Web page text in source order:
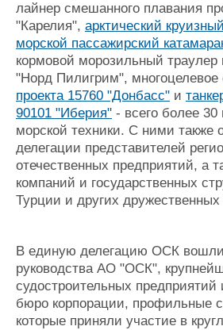
лайнер смешанного плавания
"Карелия", арктический
морской пассажирский
кормовой морозильный траулер
"Норд Пилигрим", многоцелевое
проекта 15760 "Донбасс" и
90101 "Иберия" - всего более
морской техники. С ними также
делегации представителей
отечественных предприятий, а
компаний и государственных
Турции и других дружественных
В единую делегацию ОСК вошли
руководства АО "ОСК",
судостроительных предприятий
бюро корпорации, профильные
которые приняли участие в